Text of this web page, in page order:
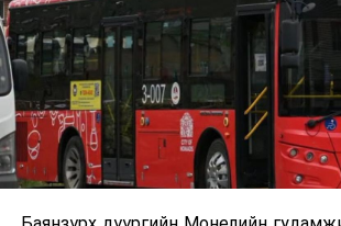
мэдээллээ.
байгууламжаас гардаг лагийг
аргаар боловсруулж, эзлэхүүнийг
зориулалттай. Лагийг өндөр
эзлэхүүн нь 90 хүртэл хувиар
болон бусад өвчин үүсгэгч бичил
боломжтой.
Түүнчлэн шаталтын явцад үүсэх
болон дулааны эрчим хүч